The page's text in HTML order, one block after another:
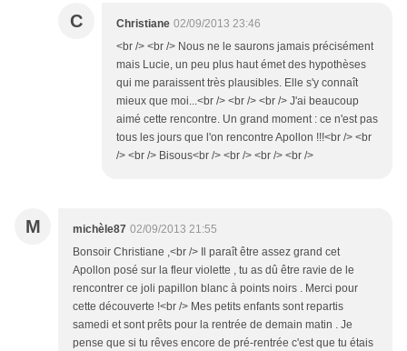
C Christiane 02/09/2013 23:46
<br /> <br /> Nous ne le saurons jamais précisément
mais Lucie, un peu plus haut émet des hypothèses
qui me paraissent très plausibles. Elle s'y connaît
mieux que moi...<br /> <br /> <br /> J'ai beaucoup
aimé cette rencontre. Un grand moment : ce n'est pas
tous les jours que l'on rencontre Apollon !!!<br /> <br
/> <br /> Bisous<br /> <br /> <br /> <br />
M michèle87 02/09/2013 21:55
Bonsoir Christiane ,<br /> Il paraît être assez grand cet
Apollon posé sur la fleur violette , tu as dû être ravie de le
rencontrer ce joli papillon blanc à points noirs . Merci pour
cette découverte !<br /> Mes petits enfants sont repartis
samedi et sont prêts pour la rentrée de demain matin . Je
pense que si tu rêves encore de pré-rentrée c'est que tu étais